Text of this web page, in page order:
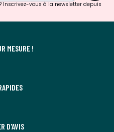
Inscrivez-vous à la newsletter depuis
MESURE !
D'AVIS